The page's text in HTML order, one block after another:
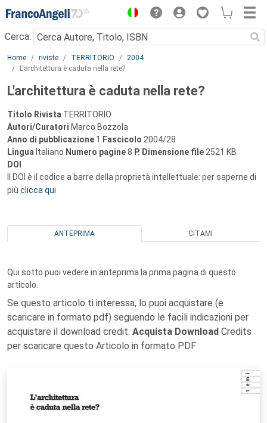
Menu
Cerca:
Main content
Home riviste TERRITORIO
2004
L'architettura è caduta nella rete?
L'architettura è caduta nella rete?
Titolo Rivista TERRITORIO
Autori/Curatori Marco Bozzola
Anno di pubblicazione 1 Fascicolo 2004/28
Lingua Italiano Numero pagine8 P. Dimensione file 2521 KB
DOI
Il DOI è il codice a barre della proprietà intellettuale: per saperne di
più clicca qui
ANTEPRIMA CITAMI
Qui sotto puoi vedere in anteprima la prima pagina di questo
articolo.
Se questo articolo ti interessa, lo puoi acquistare (e
scaricare in formato pdf) seguendo le facili indicazioni per
acquistare il download credit. Acquista Download Credits
per scaricare questo Articolo in formato PDF